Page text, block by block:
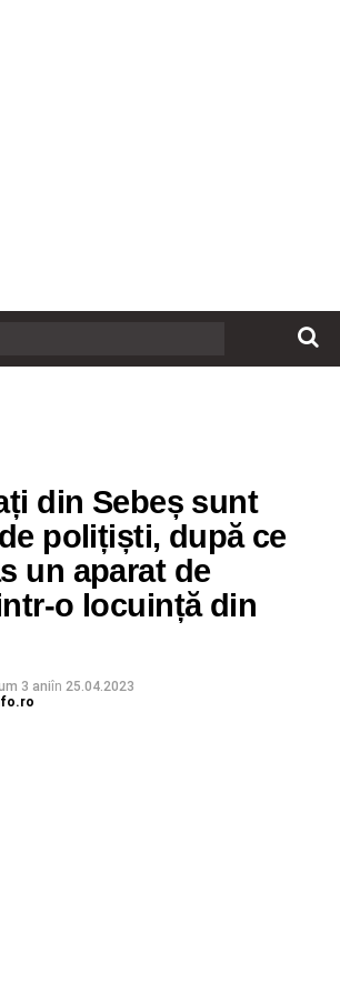
din Sebeș sunt
polițiști, după ce
un aparat de
o locuință din
3 aniîn 25.04.2023